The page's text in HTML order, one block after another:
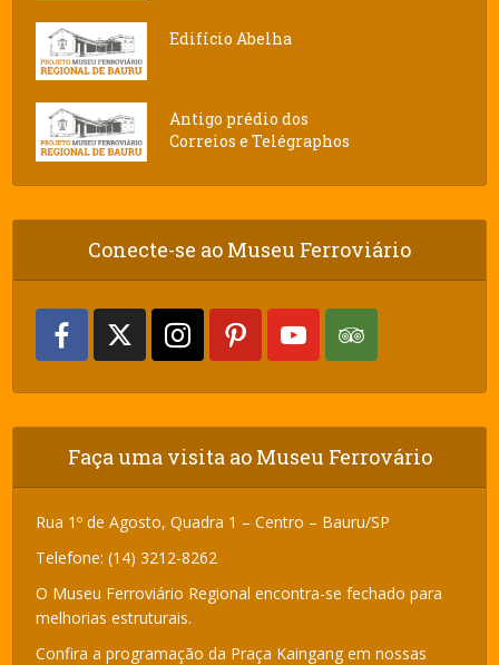
Edifício Abelha
Antigo prédio dos
Correios e Telégraphos
Conecte-se ao Museu Ferroviário
Faça uma visita ao Museu Ferrovário
Rua 1º de Agosto, Quadra 1 – Centro – Bauru/SP
Telefone: (14) 3212-8262
O Museu Ferroviário Regional encontra-se fechado para
melhorias estruturais.
Confira a programação da Praça Kaingang em nossas